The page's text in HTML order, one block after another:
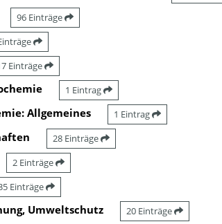
96 Einträge
Einträge
1 Eintrag
Allgemeines 1 Eintrag
28 Einträge
2 Einträge
Einträge
Umweltschutz 20 Einträge